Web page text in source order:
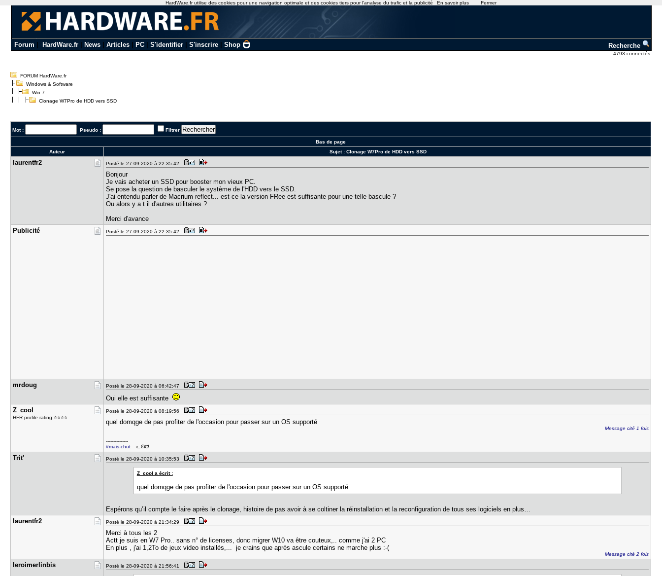
Forum HardWare.fr| News| Articles| PC| S'identifier| S'inscrire| Shop Recherche
4793 connectés
FORUM HardWare.fr
Windows & Software
Win 7
Clonage W7Pro de HDD vers SSD
Mot : Pseudo : Filtrer
Bas de page
Auteur
Sujet :Clonage W7Pro de HDD vers SSD
laurentfr2 Posté le 27-09-2020 à 22:35:42
Bonjour
Je vais acheter un SSD pour booster mon vieux PC.
Se pose la question de basculer le système de l'HDD vers le SSD.
J'ai entendu parler de Macrium reflect... est-ce la version FRee est suffisante pour une telle bascule ?
Ou alors y a t il d'autres utilitaires ?
Merci d'avance
Publicité
Posté le 27-09-2020 à 22:35:42
mrdoug Posté le 28-09-2020 à 06:42:47
Oui elle est suffisante
Z_cool
HFR profile rating:⭐⭐⭐⭐
Posté le 28-09-2020 à 08:19:56
quel domqge de pas profiter de l'occasion pour passer sur un OS supporté
Message cité 1 fois
---------------
#mais-chut ᓚᘏᗢ
Trit' Posté le 28-09-2020 à 10:35:53
Z_cool a écrit :
quel domqge de pas profiter de l'occasion pour passer sur un OS supporté
Espérons qu’il compte le faire après le clonage, histoire de pas avoir à se coltiner la réinstallation et la reconfiguration de tous ses logiciels en plus…
laurentfr2
Posté le 28-09-2020 à 21:34:29
Merci à tous les 2
Actt je suis en W7 Pro.. sans n° de licenses, donc migrer W10 va être couteux,.. comme j'ai 2 PC
En plus , j'ai 1,2To de jeux video installés,... je crains que après ascule certains ne marche plus :-(
Message cité 2 fois
leroimerli​nbis Posté le 28-09-2020 à 21:56:41
HardWare.fr utilise des cookies pour une navigation optimale et des cookies tiers pour l'analyse du trafic et la publicité En savoir plus Fermer